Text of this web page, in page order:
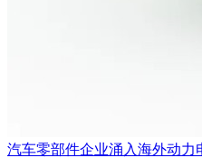
汽车零部件企业涌入海外动